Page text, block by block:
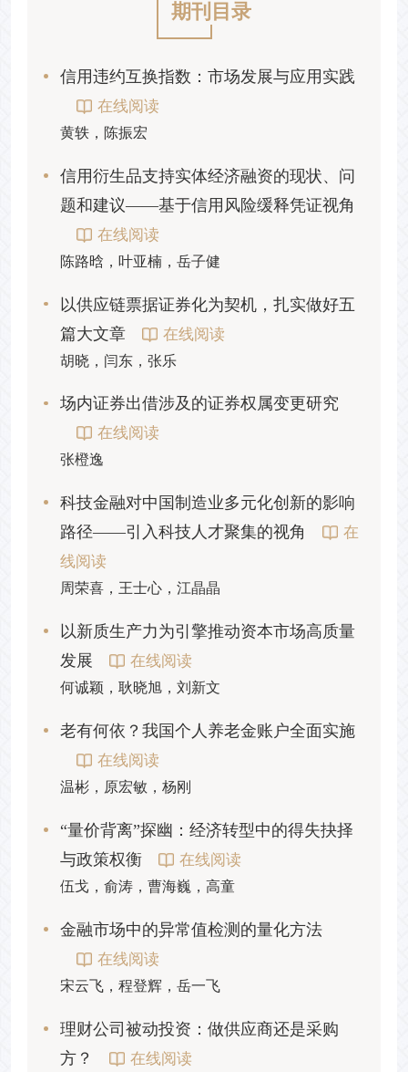
期刊目录
信用违约互换指数：市场发展与应用实践
在线阅读
黄轶，陈振宏
信用衍生品支持实体经济融资的现状、问
题和建议——基于信用风险缓释凭证视角
在线阅读
陈路晗，叶亚楠，岳子健
以供应链票据证券化为契机，扎实做好五
篇大文章
在线阅读
胡晓，闫东，张乐
场内证券出借涉及的证券权属变更研究
在线阅读
张橙逸
科技金融对中国制造业多元化创新的影响
路径——引入科技人才聚集的视角
在
线阅读
周荣喜，王士心，江晶晶
以新质生产力为引擎推动资本市场高质量
发展
在线阅读
何诚颖，耿晓旭，刘新文
老有何依？我国个人养老金账户全面实施
在线阅读
温彬，原宏敏，杨刚
“量价背离”探幽：经济转型中的得失抉择
与政策权衡
在线阅读
伍戈，俞涛，曹海巍，高童
金融市场中的异常值检测的量化方法
在线阅读
宋云飞，程登辉，岳一飞
理财公司被动投资：做供应商还是采购
方？
在线阅读